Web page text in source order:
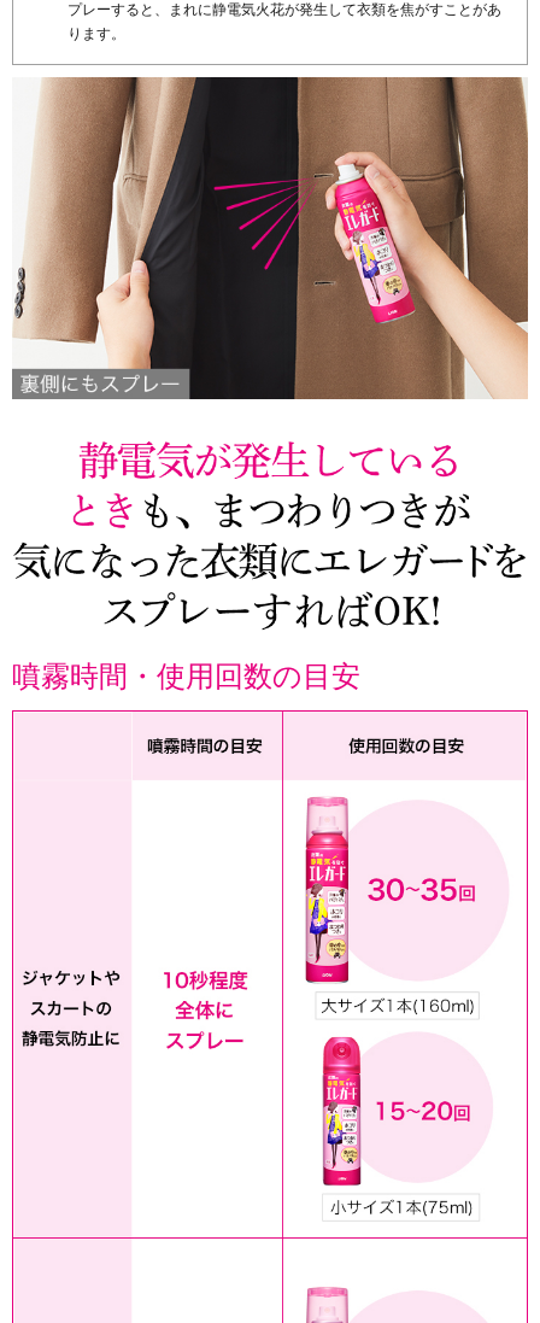
プレーすると、まれに静電気火花が発生して衣類を焦がすことがあ
ります。
噴霧時間・使用回数の目安